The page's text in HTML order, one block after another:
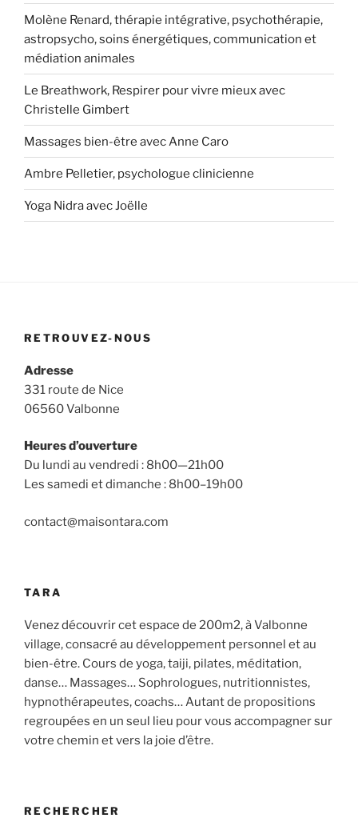
Molène Renard, thérapie intégrative, psychothérapie,
astropsycho, soins énergétiques, communication et
médiation animales
Le Breathwork, Respirer pour vivre mieux avec
Christelle Gimbert
Massages bien-être avec Anne Caro
Ambre Pelletier, psychologue clinicienne
Yoga Nidra avec Joëlle
RETROUVEZ-NOUS
Adresse
331 route de Nice
06560 Valbonne
Heures d’ouverture
Du lundi au vendredi : 8h00—21h00
Les samedi et dimanche : 8h00–19h00
contact@maisontara.com
TARA
Venez découvrir cet espace de 200m2, à Valbonne
village, consacré au développement personnel et au
bien-être. Cours de yoga, taiji, pilates, méditation,
danse… Massages… Sophrologues, nutritionnistes,
hypnothérapeutes, coachs… Autant de propositions
regroupées en un seul lieu pour vous accompagner sur
votre chemin et vers la joie d’être.
RECHERCHER